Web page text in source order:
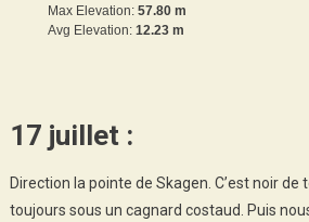
Max Elevation: 57.80 m
Avg Elevation: 12.23 m
17 juillet :
Direction la pointe de Skagen. C’est noir
toujours sous un cagnard costaud. Puis